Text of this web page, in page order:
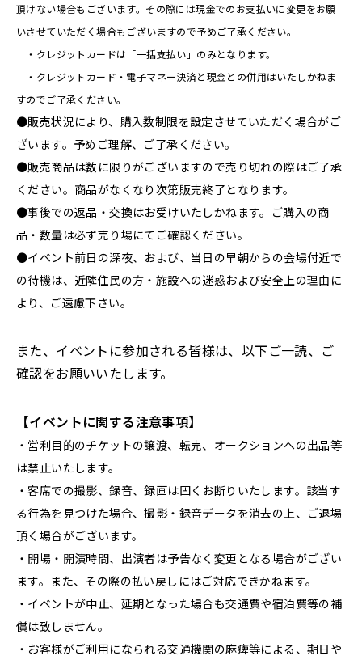
頂けない場合もございます。その際には現金でのお支払いに変更をお願
いさせていただく場合もございますので予めご了承ください。
・クレジットカードは「一括支払い」のみとなります。
・クレジットカード・電子マネー決済と現金との併用はいたしかねま
すのでご了承ください。
●販売状況により、購入数制限を設定させていただく場合がご
ざいます。予めご理解、ご了承ください。
●販売商品は数に限りがございますので売り切れの際はご了承
ください。商品がなくなり次第販売終了となります。
●事後での返品・交換はお受けいたしかねます。ご購入の商
品・数量は必ず売り場にてご確認ください。
●イベント前日の深夜、および、当日の早朝からの会場付近で
の待機は、近隣住民の方・施設への迷惑および安全上の理由に
より、ご遠慮下さい。
また、イベントに参加される皆様は、以下ご一読、ご
確認をお願いいたします。
【イベントに関する注意事項】
・営利目的のチケットの譲渡、転売、オークションへの出品等
は禁止いたします。
・客席での撮影、録音、録画は固くお断りいたします。該当す
る行為を見つけた場合、撮影・録音データを消去の上、ご退場
頂く場合がございます。
・開場・開演時間、出演者は予告なく変更となる場合がござい
ます。また、その際の払い戻しにはご対応できかねます。
・イベントが中止、延期となった場合も交通費や宿泊費等の補
償は致しません。
・お客様がご利用になられる交通機関の麻痺等による、期日や